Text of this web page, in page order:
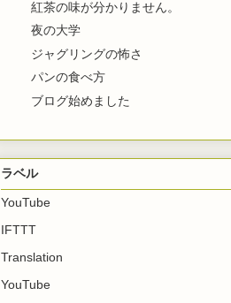
紅茶の味が分かりません。
夜の大学
ジャグリングの怖さ
パンの食べ方
ブログ始めました
ラベル
YouTube
IFTTT
Translation
YouTube